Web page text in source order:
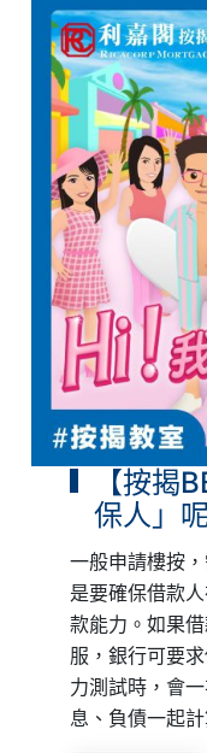
【按揭
保人」
一般申請樓按
是要確保借款
款能力。如果
服，銀行可要
力測試時，會
息、負債一起計